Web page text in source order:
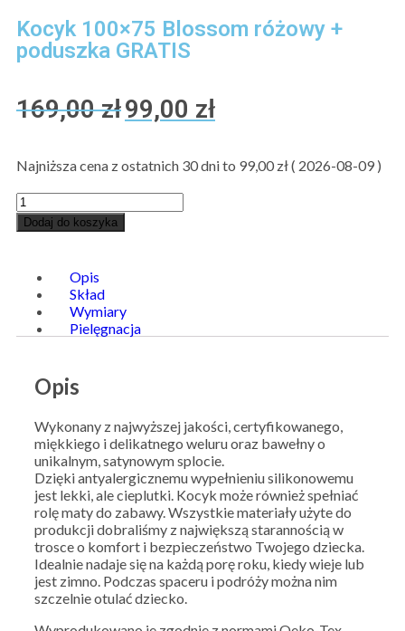
Kocyk 100×75 Blossom różowy +
poduszka GRATIS
169,00zł99,00 zł
Najniższa cena z ostatnich 30 dni to 99,00 zł( 2026-08-09 )
Dodaj do koszyka
Opis
Skład
Wymiary
Pielęgnacja
Opis
Wykonany z najwyższej jakości, certyfikowanego,
miękkiego i delikatnego weluru oraz bawełny o
unikalnym, satynowym splocie.
Dzięki antyalergicznemu wypełnieniu silikonowemu
jest lekki, ale cieplutki. Kocyk może również spełniać
rolę maty do zabawy. Wszystkie materiały użyte do
produkcji dobraliśmy z największą starannością w
trosce o komfort i bezpieczeństwo Twojego dziecka.
Idealnie nadaje się na każdą porę roku, kiedy wieje lub
jest zimno. Podczas spaceru i podróży można nim
szczelnie otulać dziecko.